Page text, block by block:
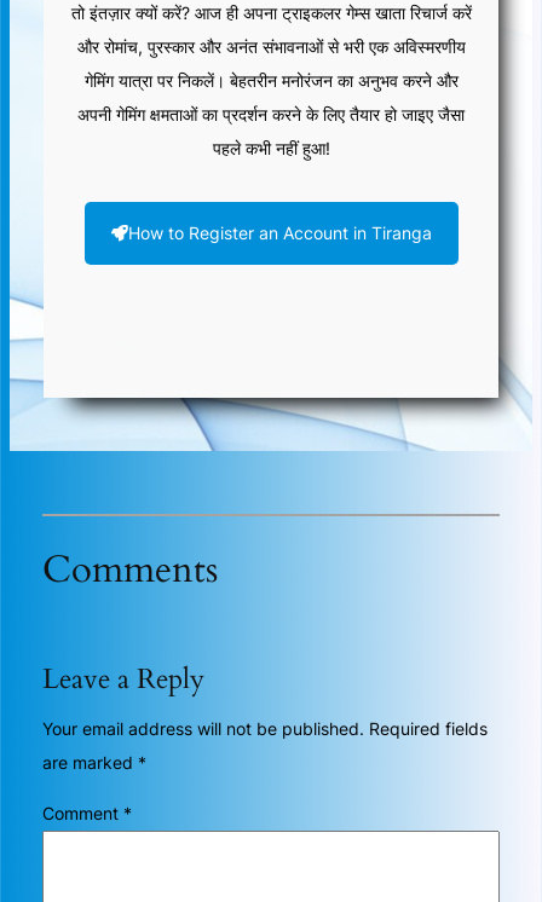
तो इंतज़ार क्यों करें? आज ही अपना ट्राइकलर गेम्स खाता रिचार्ज करें
और रोमांच, पुरस्कार और अनंत संभावनाओं से भरी एक अविस्मरणीय
गेमिंग यात्रा पर निकलें। बेहतरीन मनोरंजन का अनुभव करने और
अपनी गेमिंग क्षमताओं का प्रदर्शन करने के लिए तैयार हो जाइए जैसा
पहले कभी नहीं हुआ!
How to Register an Account in Tiranga
Comments
Leave a Reply
Your email address will not be published. Required fields
are marked *
Comment *